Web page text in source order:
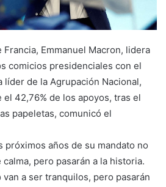
Francia, Emmanuel Macron, lidera
comicios presidenciales con el
líder de la Agrupación Nacional,
el 42,76% de los apoyos, tras el
papeletas, comunicó el
próximos años de su mandato no
pero pasarán a la historia.
a ser tranquilos, pero pasarán